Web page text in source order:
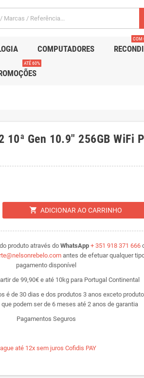
COMPUTADORES
COM
ATÉ 60%
10ª Gen 10.9" 256GB WiFi
shopping_cart ADICIONAR AO CARRINHO
produto através doWhatsApp+ 351 918 371 666
antes de efetuar qualquer
pagamento disponível
de 99,90€ e até 10kg para Portugal Continental
é de 30 dias e dos produtos 3 anos exceto
podem ser de 6 meses até 2 anos de garantia
Pagamentos Seguros
até 12x sem juros Cofidis PAY